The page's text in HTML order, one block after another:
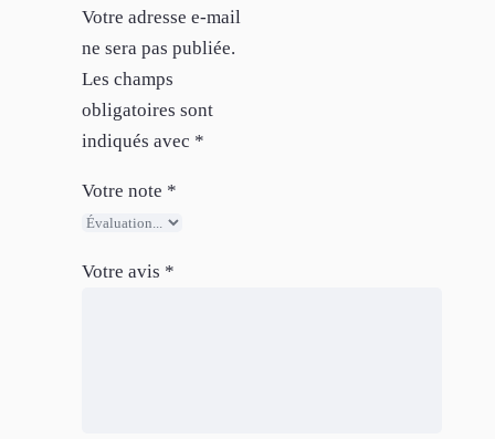
Votre adresse e-mail
ne sera pas publiée.
Les champs
obligatoires sont
indiqués avec *
Votre note *
Votre avis *